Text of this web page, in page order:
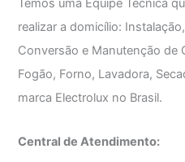
Temos uma Equipe Técnica
realizar a domicílio:
Conversão e Manutenção de
Fogão, Forno, Lavadora,
marca Electrolux no Brasil.
Central de Atendimento: